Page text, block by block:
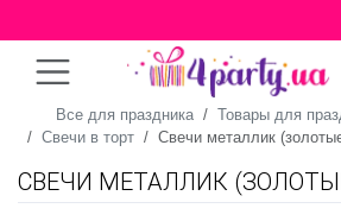
Все для праздника Товары для
Свечи в торт
Свечи металлик
СВЕЧИ МЕТАЛЛИК